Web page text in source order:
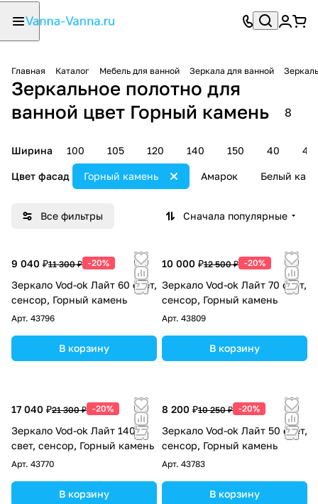
Главная Каталог Мебель для ванной Зеркала для ванной
Зеркальное полотно для
ванной цвет Горный камень
8
Ширина 100 105 120 140 150 40 45
Цвет фасад Амарок Белый
Горный камень
Все фильтры Сначала популярные
9 040 ₽11 300 ₽ -20%
Зеркало Vod-ok Лайт 60 свет,
сенсор, Горный камень
Арт. 43796
В корзину
10 000 ₽12 500 ₽ -20%
Зеркало Vod-ok Лайт 70 свет,
сенсор, Горный камень
Арт. 43809
В корзину
17 040 ₽21 300 ₽ -20%
Зеркало Vod-ok Лайт 140
свет, сенсор, Горный камень
Арт. 43770
В корзину
8 200 ₽10 250 ₽ -20%
Зеркало Vod-ok Лайт 50 свет,
сенсор, Горный камень
Арт. 43783
В корзину